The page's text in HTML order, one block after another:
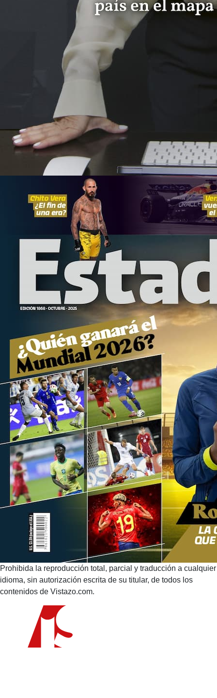
Prohibida la reproducción total, parcial y traducción a cualquier
idioma, sin autorización escrita de su titular, de todos los
contenidos de Vistazo.com.